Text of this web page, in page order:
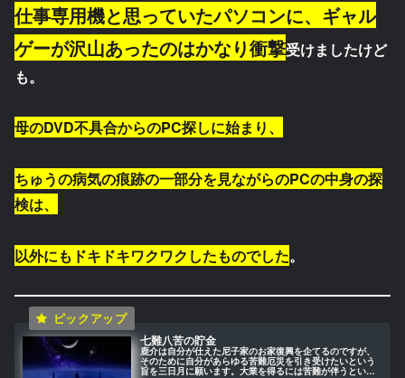
仕事専用機と思っていたパソコンに、ギャル
ゲーが沢山あったのはかなり衝撃受けましたけど
も。
母のDVD不具合からのPC探しに始まり、
ちゅうの病気の痕跡の一部分を見ながらのPCの中身の探
検は、
以外にもドキドキワクワクしたものでした。
七難八苦の貯金
鹿介は自分が仕えた尼子家のお家復興を企てるのですが、
そのために自分があらゆる苦難厄災を引き受けたいという
旨を三日月に願います。大業を得るには苦難が伴うという